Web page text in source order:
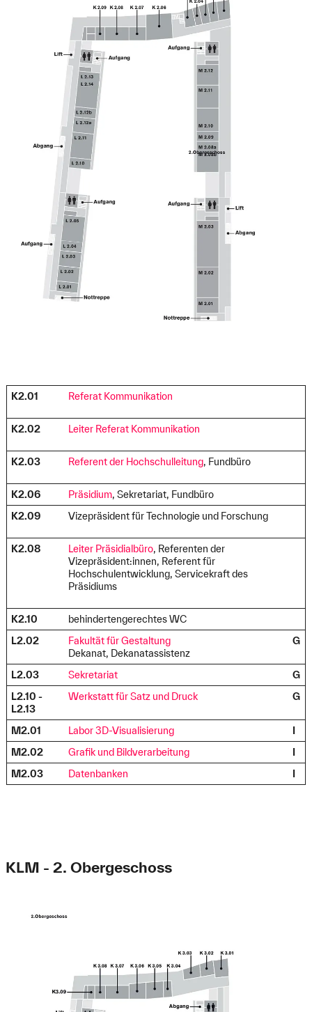
K2.01 Referat Kommunikation
K2.02 Leiter Referat Kommunikation
K2.03 Referent der Hochschulleitung, Fundbüro
K2.06 Präsidium, Sekretariat, Fundbüro
K2.09
Vizepräsident für Technologie und Forschung
K2.08 Leiter Präsidialbüro, Referenten der
Vizepräsident:innen, Referent für
Hochschulentwicklung, Servicekraft des
Präsidiums
K2.10
behindertengerechtes WC
L2.02
Fakultät für Gestaltung
Dekanat, Dekanatassistenz
G
L2.03 Sekretariat
G
L2.10 -
L2.13
Werkstatt für Satz und Druck G
M2.01 Labor 3D-Visualisierung
M2.02
Grafik und Bildverarbeitung
M2.03
Datenbanken
KLM - 2. Obergeschoss